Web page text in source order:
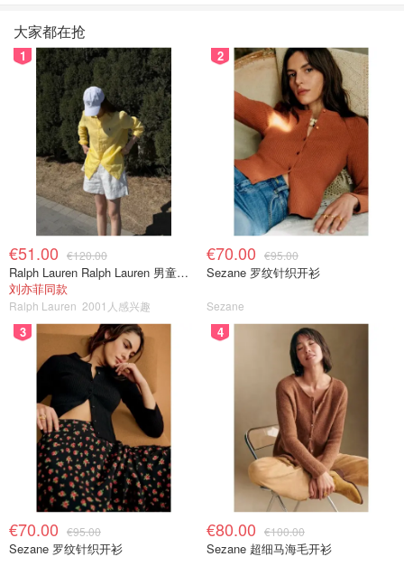
大家都在抢
1
€51.00 €120.00
Ralph Lauren Ralph Lauren 男童亚麻衬衫
刘亦菲同款
Ralph Lauren 2001人感兴趣
2
€70.00 €95.00
Sezane 罗纹针织开衫
Sezane
3
€70.00 €95.00
Sezane 罗纹针织开衫
4
€80.00 €100.00
Sezane 超细马海毛开衫